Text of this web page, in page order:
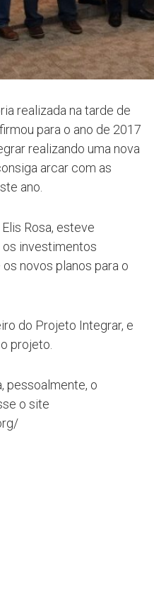
realizada na tarde de
para o ano de 2017
realizando uma nova
arcar com as
ano.
Rosa, esteve
investimentos
novos planos para o
do Projeto Integrar, e
projeto.
pessoalmente, o
o site